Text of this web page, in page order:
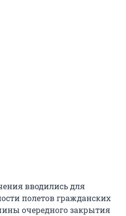
вводились для
полетов гражданских
очередного закрытия